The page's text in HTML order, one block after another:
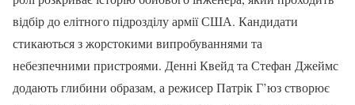
відбір до елітного підрозділу армії США. Кандидати
стикаються з жорстокими випробуваннями та
небезпечними пристроями. Денні Квейд та Стефан Джеймс
додають глибини образам, а режисер Патрік Г’юз створює